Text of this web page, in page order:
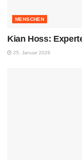
MENSCHEN
Kian Hoss:
25. Januar 2026